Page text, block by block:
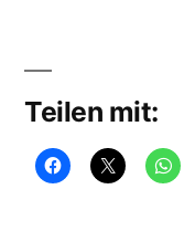
Teilen mit: